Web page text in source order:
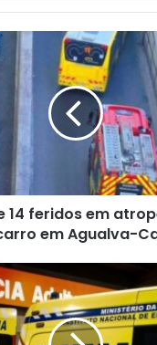
14 feridos em
em Agualva-